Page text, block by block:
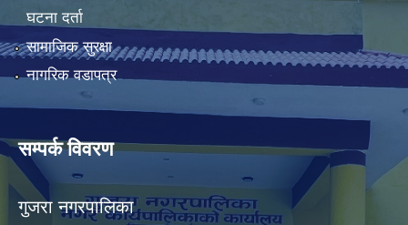
घटना दर्ता
सामाजिक सुरक्षा
नागरिक वडापत्र
सम्पर्क विवरण
गुजरा नगरपालिका